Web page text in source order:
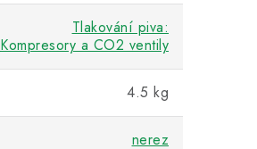
Tlakování piva:
Kompresory a CO2 ventily
4.5 kg
nerez